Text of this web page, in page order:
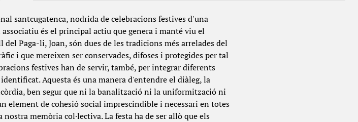
santcugatenca, nodrida de celebracions festives d'una
és el principal actiu que genera i manté viu el
Paga-li, Joan, són dues de les tradicions més arrelades del
i que mereixen ser conservades, difoses i protegides per tal
festives han de servir, també, per integrar diferents
Aquesta és una manera d'entendre el diàleg, la
ben segur que ni la banalització ni la uniformització ni
element de cohesió social imprescindible i necessari en totes
memòria col·lectiva. La festa ha de ser allò que els